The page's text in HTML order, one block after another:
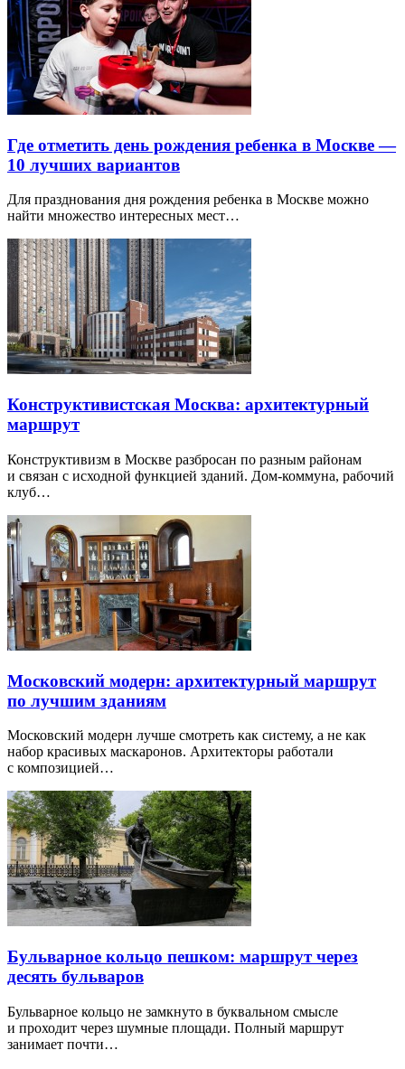
Где отметить день рождения ребенка в Москве —
10 лучших вариантов
Для празднования дня рождения ребенка в Москве можно
найти множество интересных мест…
Конструктивистская Москва: архитектурный
маршрут
Конструктивизм в Москве разбросан по разным районам
и связан с исходной функцией зданий. Дом-коммуна, рабочий
клуб…
Московский модерн: архитектурный маршрут
по лучшим зданиям
Московский модерн лучше смотреть как систему, а не как
набор красивых маскаронов. Архитекторы работали
с композицией…
Бульварное кольцо пешком: маршрут через
десять бульваров
Бульварное кольцо не замкнуто в буквальном смысле
и проходит через шумные площади. Полный маршрут
занимает почти…